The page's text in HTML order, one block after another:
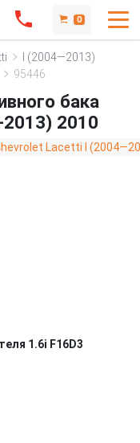
0
I (2004—2013)
95446
бака
2010
1.6i F16D3